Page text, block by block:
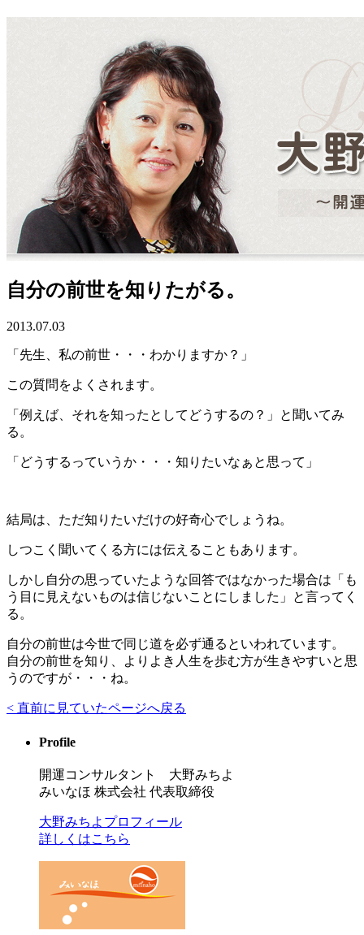
自分の前世を知りたがる。
2013.07.03
「先生、私の前世・・・わかりますか？」
この質問をよくされます。
「例えば、それを知ったとしてどうするの？」と聞いてみ
る。
「どうするっていうか・・・知りたいなぁと思って」
結局は、ただ知りたいだけの好奇心でしょうね。
しつこく聞いてくる方には伝えることもあります。
しかし自分の思っていたような回答ではなかった場合は「も
う目に見えないものは信じないことにしました」と言ってく
る。
自分の前世は今世で同じ道を必ず通るといわれています。
自分の前世を知り、よりよき人生を歩む方が生きやすいと思
うのですが・・・ね。
< 直前に見ていたページへ戻る
Profile
開運コンサルタント 大野みちよ
みいなほ 株式会社 代表取締役
大野みちよプロフィール
詳しくはこちら